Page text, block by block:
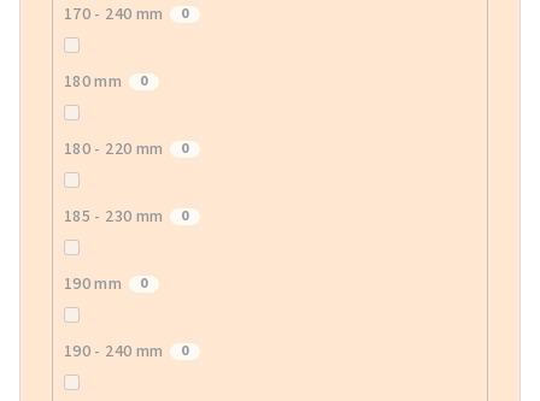
170 - 240 mm 0
180 mm 0
180 - 220 mm 0
185 - 230 mm 0
190 mm 0
190 - 240 mm 0